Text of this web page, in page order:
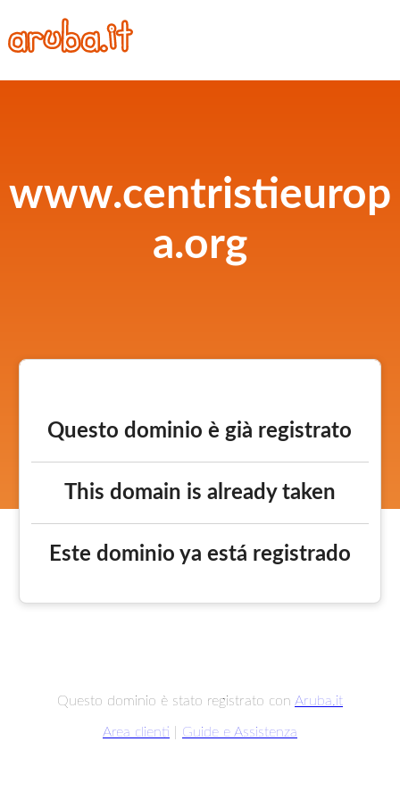
www.centristieurop
a.org
Questo dominio è già registrato
This domain is already taken
Este dominio ya está registrado
Questo dominio è stato registrato con Aruba.it
Area clienti Guide e Assistenza